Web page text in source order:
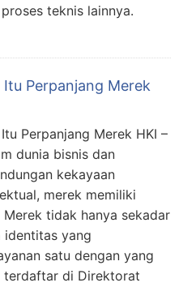
teknis lainnya.
Itu Perpanjang Merek
Perpanjang Merek HKI –
dunia bisnis dan
kekayaan
merek memiliki
tidak hanya sekadar
identitas yang
satu dengan yang
terdaftar di Direktorat